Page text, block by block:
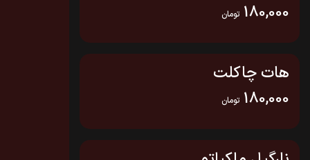
180,000 تومان
هات چاکلت
180,000 تومان